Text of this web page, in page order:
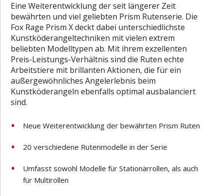
Eine Weiterentwicklung der seit längerer Zeit
bewährten und viel geliebten Prism Rutenserie. Die
Fox Rage Prism X deckt dabei unterschiedlichste
Kunstköderangeltechniken mit vielen extrem
beliebten Modelltypen ab. Mit ihrem exzellenten
Preis-Leistungs-Verhältnis sind die Ruten echte
Arbeitstiere mit brillanten Aktionen, die für ein
außergewöhnliches Angelerlebnis beim
Kunstköderangeln ebenfalls optimal ausbalanciert
sind.
Neue Weiterentwicklung der bewährten Prism Ruten
20 verschiedene Rutenmodelle in der Serie
Umfasst sowohl Modelle für Stationärrollen, als auch
für Multirollen